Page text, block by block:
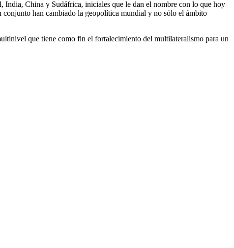
China y Sudáfrica, iniciales que le dan el nombre con lo que hoy
han cambiado la geopolítica mundial y no sólo el ámbito
que tiene como fin el fortalecimiento del multilateralismo para un